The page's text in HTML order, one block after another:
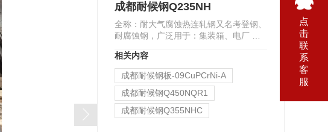
成都耐候钢Q235NH
全称：耐大气腐蚀热连轧钢又名考登钢、
耐腐蚀钢，广泛用于：集装箱、电厂 烟
用钢，耐候钢（…
相关内容
成都耐候钢板-09CuPCrNi-A
成都耐候钢Q450NQR1
成都耐候钢Q355NHC
点
击
联
系
客
服